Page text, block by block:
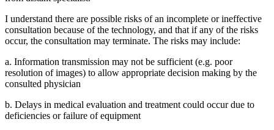
I understand there are possible risks of an incomplete or ineffective
consultation because of the technology, and that if any of the risks
occur, the consultation may terminate. The risks may include:
a. Information transmission may not be sufficient (e.g. poor
resolution of images) to allow appropriate decision making by the
consulted physician
b. Delays in medical evaluation and treatment could occur due to
deficiencies or failure of equipment